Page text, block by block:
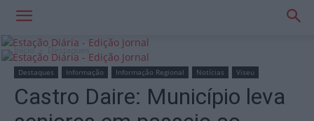
Início Destaques
Destaques Informação Informação Regional Notícias Viseu
Castro Daire: Município leva